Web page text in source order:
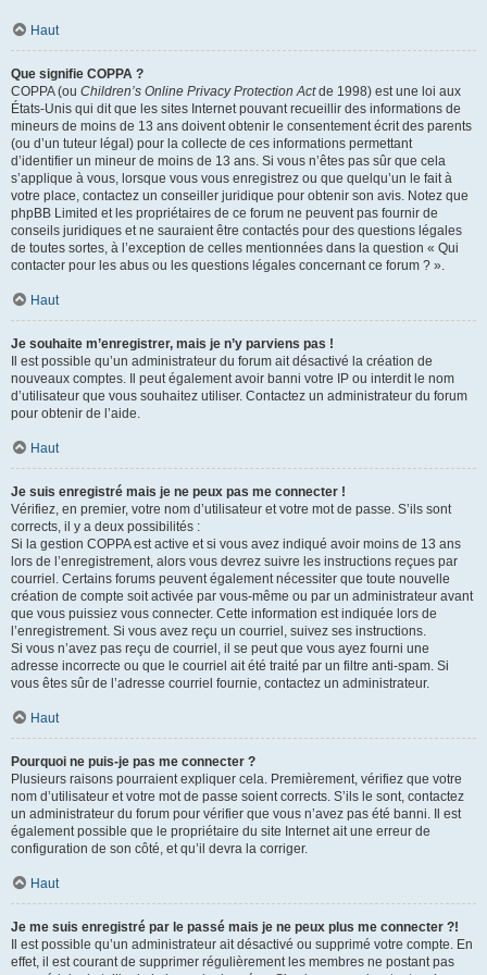
Haut
Que signifie COPPA ?
COPPA (ou Children’s Online Privacy Protection Actde 1998) est une loi aux
États-Unis qui dit que les sites Internet pouvant recueillir des informations de
mineurs de moins de 13 ans doivent obtenir le consentement écrit des parents
(ou d’un tuteur légal) pour la collecte de ces informations permettant
d’identifier un mineur de moins de 13 ans. Si vous n’êtes pas sûr que cela
s’applique à vous, lorsque vous vous enregistrez ou que quelqu’un le fait à
votre place, contactez un conseiller juridique pour obtenir son avis. Notez que
phpBB Limited et les propriétaires de ce forum ne peuvent pas fournir de
conseils juridiques et ne sauraient être contactés pour des questions légales
de toutes sortes, à l’exception de celles mentionnées dans la question « Qui
contacter pour les abus ou les questions légales concernant ce forum ? ».
Haut
Je souhaite m’enregistrer, mais je n’y parviens pas !
Il est possible qu’un administrateur du forum ait désactivé la création de
nouveaux comptes. Il peut également avoir banni votre IP ou interdit le nom
d’utilisateur que vous souhaitez utiliser. Contactez un administrateur du forum
pour obtenir de l’aide.
Haut
Je suis enregistré mais je ne peux pas me connecter !
Vérifiez, en premier, votre nom d’utilisateur et votre mot de passe. S’ils sont
corrects, il y a deux possibilités :
Si la gestion COPPA est active et si vous avez indiqué avoir moins de 13 ans
lors de l’enregistrement, alors vous devrez suivre les instructions reçues par
courriel. Certains forums peuvent également nécessiter que toute nouvelle
création de compte soit activée par vous-même ou par un administrateur avant
que vous puissiez vous connecter. Cette information est indiquée lors de
l’enregistrement. Si vous avez reçu un courriel, suivez ses instructions.
Si vous n’avez pas reçu de courriel, il se peut que vous ayez fourni une
adresse incorrecte ou que le courriel ait été traité par un filtre anti-spam. Si
vous êtes sûr de l’adresse courriel fournie, contactez un administrateur.
Haut
Pourquoi ne puis-je pas me connecter ?
Plusieurs raisons pourraient expliquer cela. Premièrement, vérifiez que votre
nom d’utilisateur et votre mot de passe soient corrects. S’ils le sont, contactez
un administrateur du forum pour vérifier que vous n’avez pas été banni. Il est
également possible que le propriétaire du site Internet ait une erreur de
configuration de son côté, et qu’il devra la corriger.
Haut
Je me suis enregistré par le passé mais je ne peux plus me connecter ?!
Il est possible qu’un administrateur ait désactivé ou supprimé votre compte. En
effet, il est courant de supprimer régulièrement les membres ne postant pas